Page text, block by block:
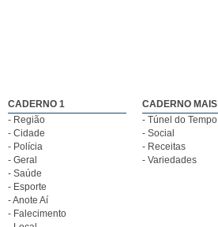
CADERNO 1
- Região
- Cidade
- Polícia
- Geral
- Saúde
- Esporte
- Anote Aí
- Falecimento
CADERNO MAIS
- Túnel do Tempo
- Social
- Receitas
- Variedades